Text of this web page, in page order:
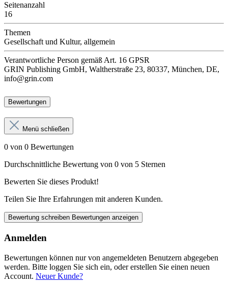
Seitenanzahl
16
Themen
Gesellschaft und Kultur, allgemein
Verantwortliche Person gemäß Art. 16 GPSR
GRIN Publishing GmbH, Waltherstraße 23, 80337, München, DE,
info@grin.com
Bewertungen
Menü schließen
0 von 0 Bewertungen
Durchschnittliche Bewertung von 0 von 5 Sternen
Bewerten Sie dieses Produkt!
Teilen Sie Ihre Erfahrungen mit anderen Kunden.
Bewertung schreiben Bewertungen anzeigen
Anmelden
Bewertungen können nur von angemeldeten Benutzern abgegeben
werden. Bitte loggen Sie sich ein, oder erstellen Sie einen neuen
Account. Neuer Kunde?